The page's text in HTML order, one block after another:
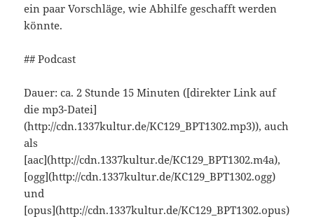
ein paar Vorschläge, wie Abhilfe geschafft werden
könnte.
## Podcast
Dauer: ca. 2 Stunde 15 Minuten ([direkter Link auf
die mp3-Datei]
(http://cdn.1337kultur.de/KC129_BPT1302.mp3)), auch
als
[aac](http://cdn.1337kultur.de/KC129_BPT1302.m4a),
[ogg](http://cdn.1337kultur.de/KC129_BPT1302.ogg)
und
[opus](http://cdn.1337kultur.de/KC129_BPT1302.opus)